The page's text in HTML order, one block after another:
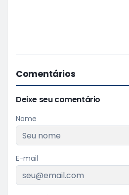
Comentários
Deixe seu comentário
Nome
E-mail